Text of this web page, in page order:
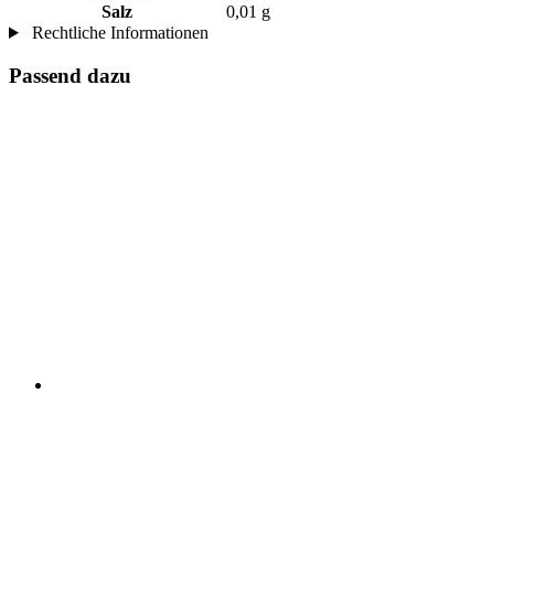
Salz
0,01 g
Rechtliche Informationen
Passend dazu